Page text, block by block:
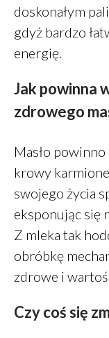
doskonałym
gdyż bardzo
energię.
Jak powinna
zdrowego
Masło
krowy
swojego życia
eksponując się
Z mleka tak
obróbkę
zdrowe i
Czy coś się